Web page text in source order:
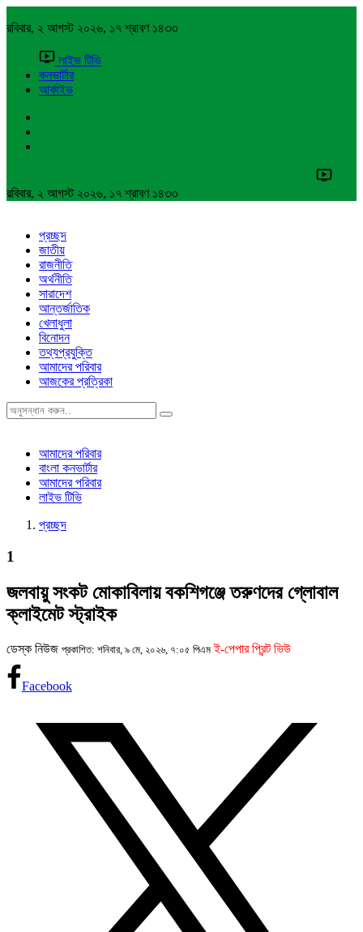
রবিবার, ২ আগস্ট ২০২৬, ১৭ শ্রাবণ ১৪৩৩
লাইভ টিভি
কনভার্টার
আর্কাইভ
রবিবার, ২ আগস্ট ২০২৬, ১৭ শ্রাবণ ১৪৩৩
প্রচ্ছদ
জাতীয়
রাজনীতি
অর্থনীতি
সারাদেশ
আন্তর্জাতিক
খেলাধুলা
বিনোদন
তথ্যপ্রযুক্তি
আমাদের পরিবার
আজকের প্রত্রিকা
আমাদের পরিবার
বাংলা কনভার্টার
আমাদের পরিবার
লাইভ টিভি
প্রচ্ছদ
1
জলবায়ু সংকট মোকাবিলায় বকশিগঞ্জে তরুণদের গ্লোবাল
ক্লাইমেট স্ট্রাইক
ডেস্ক নিউজ প্রকাশিত: শনিবার, ৯ মে, ২০২৬, ৭:০৫ পিএম ই-পেপার প্রিন্ট ভিউ
Facebook